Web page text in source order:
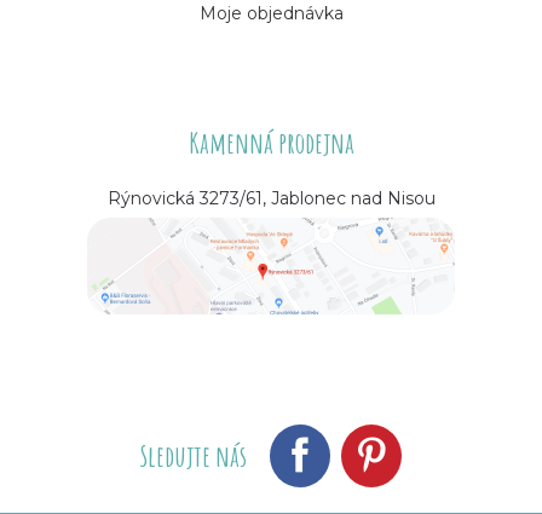
Moje objednávka
Kamenná prodejna
Rýnovická 3273/61, Jablonec nad Nisou
Sledujte nás